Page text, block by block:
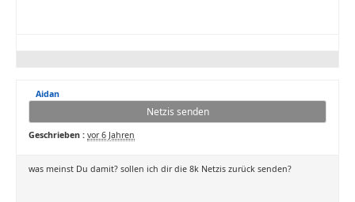
Aidan
Netzis senden
Geschrieben : vor 6 Jahren
was meinst Du damit? sollen ich dir die 8k Netzis zurück senden?